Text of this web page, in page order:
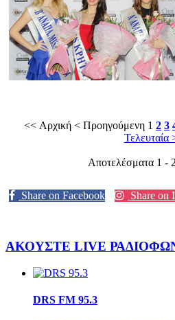
<< Αρχική < Προηγούμενη 1 2 3
Τελευταία
Αποτελέσματα 1 -
Share on Facebook Share on
ΑΚΟΥΣΤΕ LIVE
DRS FM 95.3